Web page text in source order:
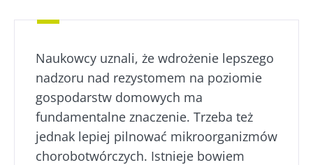
Naukowcy uznali, że wdrożenie lepszego
nadzoru nad rezystomem na poziomie
gospodarstw domowych ma
fundamentalne znaczenie. Trzeba też
jednak lepiej pilnować mikroorganizmów
chorobotwórczych. Istnieje bowiem